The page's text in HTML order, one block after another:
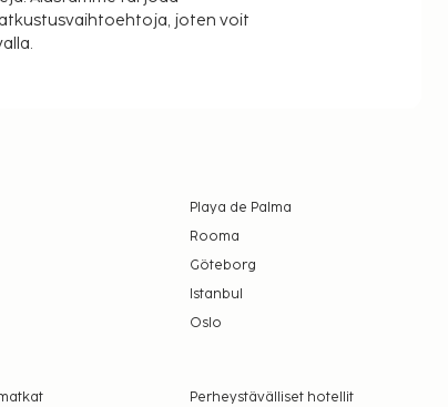
joten voit
Playa de Palma
Rooma
Göteborg
Istanbul
Oslo
Perheystävälliset hotellit